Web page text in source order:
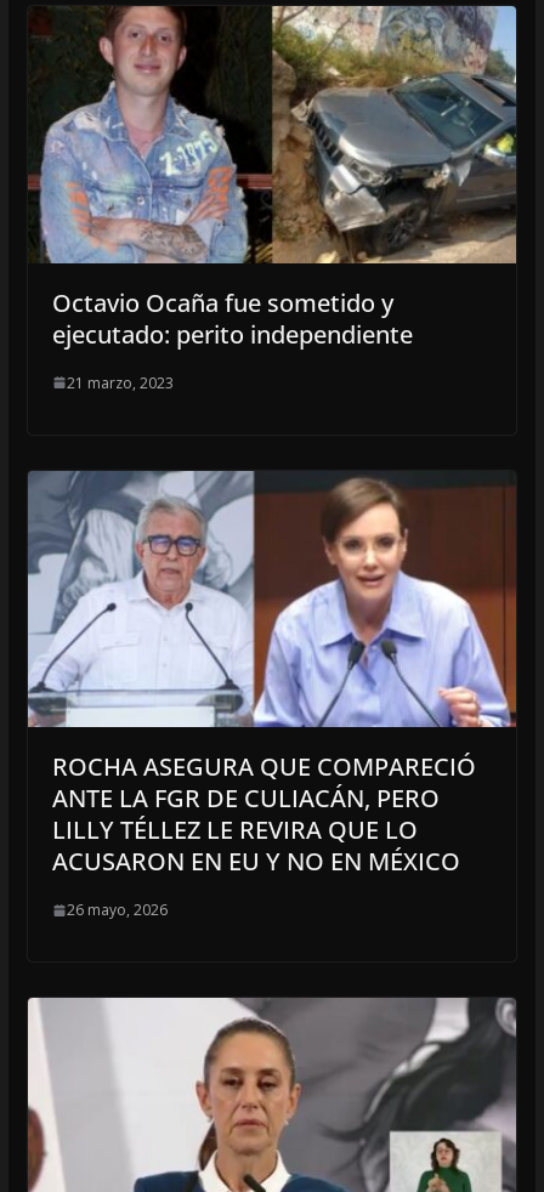
Octavio Ocaña fue sometido y
ejecutado: perito independiente
21 marzo, 2023
ROCHA ASEGURA QUE COMPARECIÓ
ANTE LA FGR DE CULIACÁN, PERO
LILLY TÉLLEZ LE REVIRA QUE LO
ACUSARON EN EU Y NO EN MÉXICO
26 mayo, 2026